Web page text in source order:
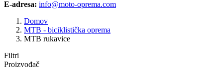
E-adresa: info@moto-oprema.com
Domov
MTB - biciklistička oprema
MTB rukavice
Filtri
Proizvođač